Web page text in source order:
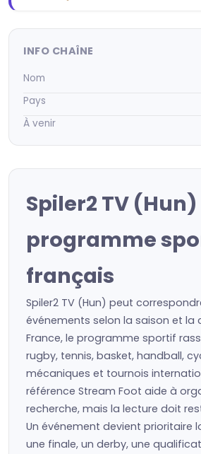
INFO CHAÎNE
Nom
Pays
À venir
Spiler2 TV
programme
français
Spiler2 TV (Hun) peut
événements selon la saison et la
France, le programme sportif
rugby, tennis, basket, handball,
mécaniques et tournois
référence Stream Foot aide à
recherche, mais la lecture doit
Un événement devient prioritaire
une finale, un derby, une